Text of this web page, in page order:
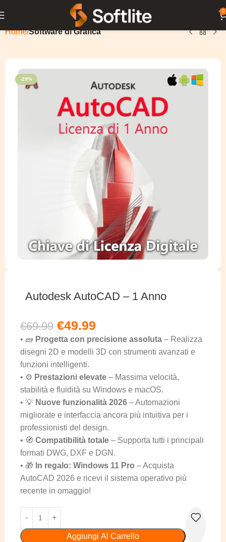
0
Home Software di Grafica
-29%
Autodesk AutoCAD – 1 Anno
€69.99 €49.99
• 🧱 Progetta con precisione assoluta – Realizza
disegni 2D e modelli 3D con strumenti avanzati e
funzioni intelligenti.
• ⚙️ Prestazioni elevate – Massima velocità,
stabilità e fluidità su Windows e macOS.
• 💡 Nuove funzionalità 2026 – Automazioni
migliorate e interfaccia ancora più intuitiva per i
professionisti del design.
• 🧭 Compatibilità totale – Supporta tutti i principali
formati DWG, DXF e DGN.
• 🎁 In regalo: Windows 11 Pro – Acquista
AutoCAD 2026 e ricevi il sistema operativo più
recente in omaggio!
Aggiungi Al Carrello